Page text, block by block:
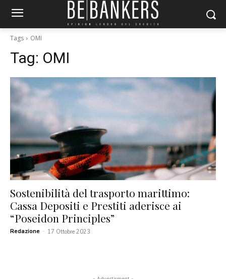
Tags OMI
Tag: OMI
Sostenibilità del trasporto marittimo:
Cassa Depositi e Prestiti aderisce ai
“Poseidon Principles”
Redazione - 17 Ottobre 2023